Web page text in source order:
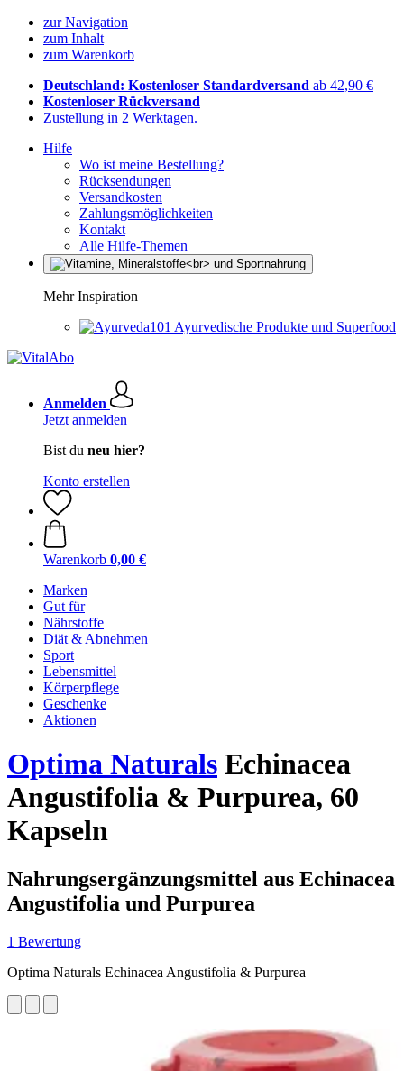
zur Navigation
zum Inhalt
zum Warenkorb
Deutschland: Kostenloser Standardversand ab 42,90 €
Kostenloser Rückversand
Zustellung in 2 Werktagen.
Hilfe
Wo ist meine Bestellung?
Rücksendungen
Versandkosten
Zahlungsmöglichkeiten
Kontakt
Alle Hilfe-Themen
Mehr Inspiration
Ayurvedische Produkte und Superfood
Anmelden
Jetzt anmelden
Bist du neu hier?
Konto erstellen
Warenkorb 0,00 €
Marken
Gut für
Nährstoffe
Diät & Abnehmen
Sport
Lebensmittel
Körperpflege
Geschenke
Aktionen
Optima Naturals Echinacea
Angustifolia & Purpurea, 60
Kapseln
Nahrungsergänzungsmittel aus Echinacea
Angustifolia und Purpurea
1 Bewertung
Optima Naturals Echinacea Angustifolia & Purpurea